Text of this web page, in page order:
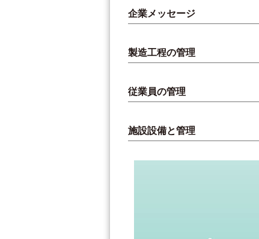
企業メッセージ
製造工程の管理
従業員の管理
施設設備と管理